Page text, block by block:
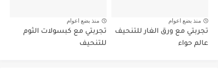
منذ بضع اعوام
تجربتي مع ورق الغار للتنحيف
عالم حواء
منذ بضع اعوام
تجربتي مع كبسولات الثوم
للتنحيف